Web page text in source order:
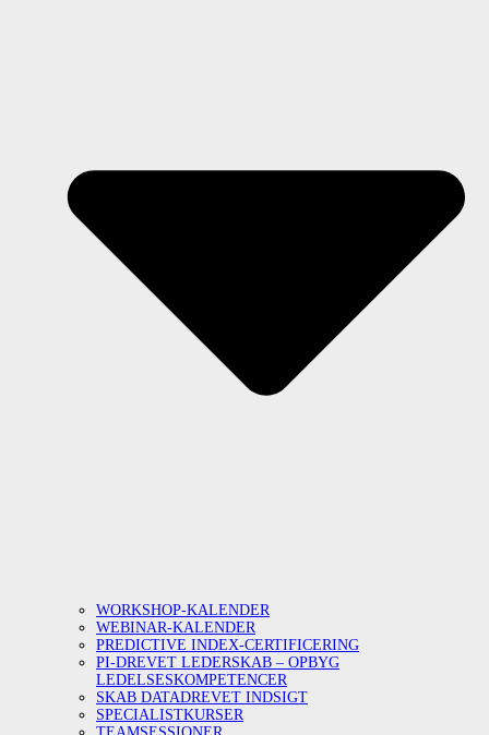
WORKSHOP-KALENDER
WEBINAR-KALENDER
PREDICTIVE INDEX-CERTIFICERING
PI-DREVET LEDERSKAB – OPBYG
LEDELSESKOMPETENCER
SKAB DATADREVET INDSIGT
SPECIALISTKURSER